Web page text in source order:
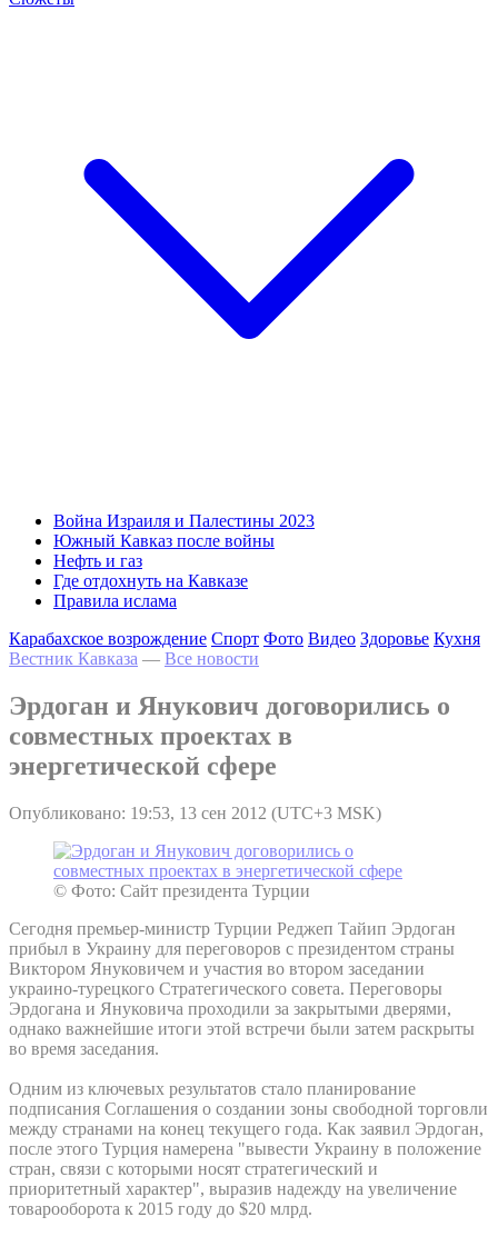
Война Израиля и Палестины 2023
Южный Кавказ после войны
Нефть и газ
Где отдохнуть на Кавказе
Правила ислама
Карабахское возрождение Спорт Фото Видео Здоровье Кухня
Вестник Кавказа — Все новости
Эрдоган и Янукович договорились о
совместных проектах в
энергетической сфере
Опубликовано: 19:53, 13 сен 2012 (UTC+3 MSK)
© Фото: Сайт президента Турции
Сегодня премьер-министр Турции Реджеп Тайип Эрдоган
прибыл в Украину для переговоров с президентом страны
Виктором Януковичем и участия во втором заседании
украино-турецкого Стратегического совета. Переговоры
Эрдогана и Януковича проходили за закрытыми дверями,
однако важнейшие итоги этой встречи были затем раскрыты
во время заседания.
Одним из ключевых результатов стало планирование
подписания Соглашения о создании зоны свободной торговли
между странами на конец текущего года. Как заявил Эрдоган,
после этого Турция намерена "вывести Украину в положение
стран, связи с которыми носят стратегический и
приоритетный характер", выразив надежду на увеличение
товарооборота к 2015 году до $20 млрд.